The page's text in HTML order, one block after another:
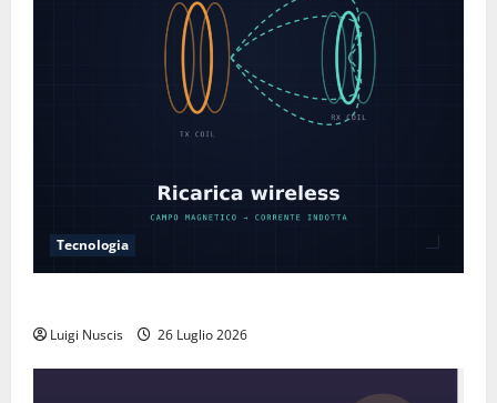
Tecnologia
Luigi Nuscis 26 Luglio 2026